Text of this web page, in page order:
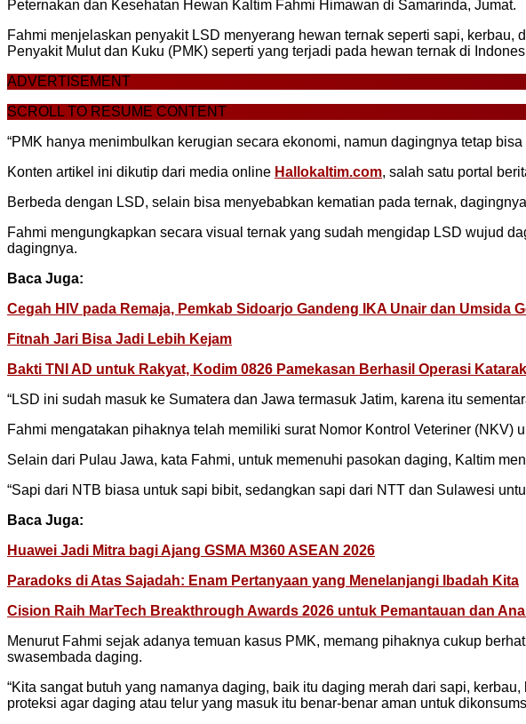
Peternakan dan Kesehatan Hewan Kaltim Fahmi Himawan di Samarinda, Jumat.
Fahmi menjelaskan penyakit LSD menyerang hewan ternak seperti sapi,
Penyakit Mulut dan Kuku (PMK) seperti yang terjadi pada hewan ternak di
ADVERTISEMENT
SCROLL TO RESUME CONTENT
“PMK hanya menimbulkan kerugian secara ekonomi, namun dagingnya tetap
Konten artikel ini dikutip dari media online Hallokaltim.com, salah satu portal
Berbeda dengan LSD, selain bisa menyebabkan kematian pada ternak,
Fahmi mengungkapkan secara visual ternak yang sudah mengidap LSD wujud
dagingnya.
Baca Juga:
Cegah HIV pada Remaja, Pemkab Sidoarjo Gandeng IKA Unair dan Umsida
Fitnah Jari Bisa Jadi Lebih Kejam
Bakti TNI AD untuk Rakyat, Kodim 0826 Pamekasan Berhasil Operasi
“LSD ini sudah masuk ke Sumatera dan Jawa termasuk Jatim, karena itu
Fahmi mengatakan pihaknya telah memiliki surat Nomor Kontrol Veteriner
Selain dari Pulau Jawa, kata Fahmi, untuk memenuhi pasokan daging, Kaltim
“Sapi dari NTB biasa untuk sapi bibit, sedangkan sapi dari NTT dan Sulawesi
Baca Juga:
Huawei Jadi Mitra bagi Ajang GSMA M360 ASEAN 2026
Paradoks di Atas Sajadah: Enam Pertanyaan yang Menelanjangi Ibadah Kita
Cision Raih MarTech Breakthrough Awards 2026 untuk Pemantauan dan
Menurut Fahmi sejak adanya temuan kasus PMK, memang pihaknya cukup
swasembada daging.
“Kita sangat butuh yang namanya daging, baik itu daging merah dari sapi,
proteksi agar daging atau telur yang masuk itu benar-benar aman untuk